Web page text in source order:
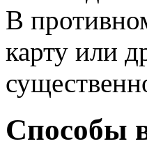
В
карту или
Способы